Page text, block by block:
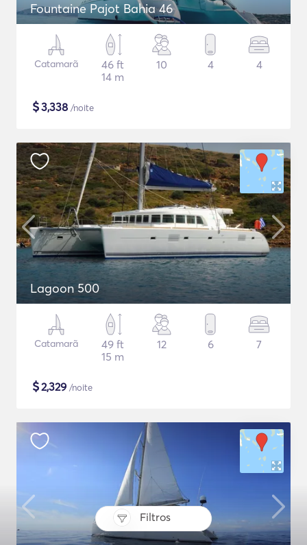
Filtros
Fountaine Pajot Bahia 46
Catamarã
46 ft
14 m
10 4 4
$3,338 /noite
Lagoon 500
Catamarã
49 ft
15 m
12 6 7
$2,329 /noite